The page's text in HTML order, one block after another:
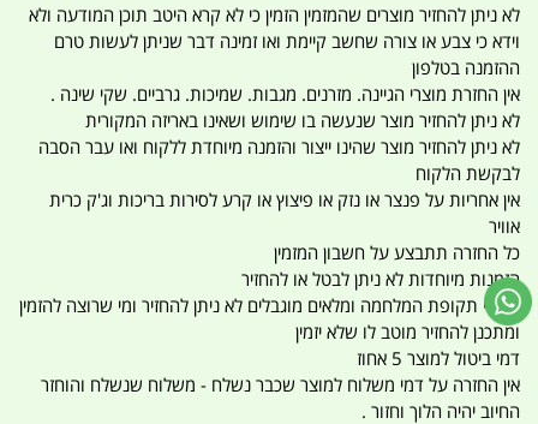
לא ניתן להחזיר מוצרים שהמזמין הזמין כי לא קרא היטב תוכן המודעה ולא
וידא כי צבע או צורה שחשב קיימת ואו זמינה דבר שניתן לעשות טרם
ההזמנה בטלפון
אין החזרת מוצרי הגיינה. מזרנים. מגבות. שמיכות. גרביים. שקי שינה .
לא ניתן להחזיר מוצר שנעשה בו שימוש ושאינו באריזה המקורית
לא ניתן להחזיר מוצר שהינו ייצור והזמנה מיוחדת ללקוח ואו עבר הסבה
לבקשת הלקוח
אין אחריות על פנצר או נזק או פיצוץ או קרע לסירות בריכות וג'ק כרית
אוויר
כל החזרה תתבצע על חשבון המזמין
הזמנות מיוחדות לא ניתן לבטל או להחזיר
מוצרי תקופת המלחמה ומלאים מוגבלים לא ניתן להחזיר ומי שרוצה להזמין
ומתכנן להחזיר מוטב לו שלא יזמין
דמי ביטול למוצר 5 אחוז
אין החזרה על דמי משלוח למוצר שכבר נשלח - משלוח שנשלח והוחזר
החיוב יהיה הלוך וחזור .